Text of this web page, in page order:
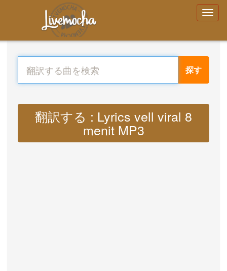
探す
翻訳する : Lyrics vell viral 8
menit MP3